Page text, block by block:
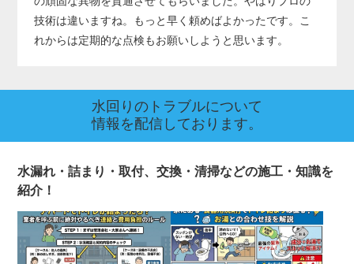
技術は違いますね。もっと早く頼めばよかったです。こ
れからは定期的な点検もお願いしようと思います。
水回りのトラブルについて
情報を配信しております。
水漏れ・詰まり・取付、交換・清掃などの施工・知識を
紹介！